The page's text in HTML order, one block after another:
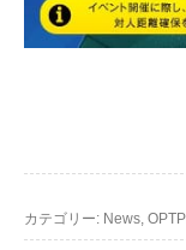
カテゴリー: News